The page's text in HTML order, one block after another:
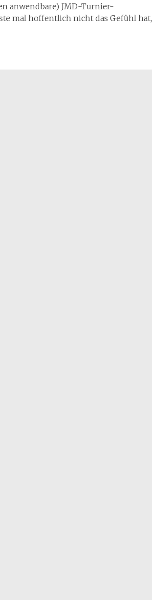
anwendbare) JMD-Turnier-
mal hoffentlich nicht das Gefühl hat,